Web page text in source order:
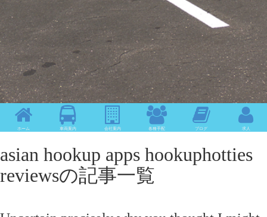
ホーム 車両案内 会社案内 各種手配 ブログ 求人
asian hookup apps hookuphotties
reviewsの記事一覧